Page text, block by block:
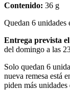
Contenido: 36 g
Quedan 6 unidades
Entrega prevista
del domingo a las
Solo quedan 6
nueva remesa está
piden más unidades